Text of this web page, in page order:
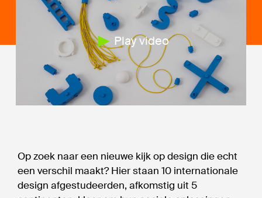
Play video
Op zoek naar een nieuwe kijk op design die echt
een verschil maakt? Hier staan 10 internationale
design afgestudeerden, afkomstig uit 5